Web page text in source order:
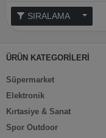
ÜRÜN KATEGORİLERİ
Süpermarket
Elektronik
Kırtasiye & Sanat
Spor Outdoor